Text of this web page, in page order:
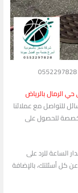
الرمال بالرياض
للتواصل مع عملائنا
للحصول على
الساعة للرد على
عن كل أسئلتك، بالإضافة